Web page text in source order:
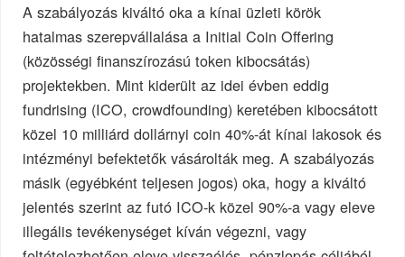
A szabályozás kiváltó oka a kínai üzleti körök
hatalmas szerepvállalása a Initial Coin Offering
(közösségi finanszírozású token kibocsátás)
projektekben. Mint kiderült az idei évben eddig
fundrising (ICO, crowdfounding) keretében kibocsátott
közel 10 milliárd dollárnyi coin 40%-át kínai lakosok és
intézményi befektetők vásárolták meg. A szabályozás
másik (egyébként teljesen jogos) oka, hogy a kiváltó
jelentés szerint az futó ICO-k közel 90%-a vagy eleve
illegális tevékenységet kíván végezni, vagy